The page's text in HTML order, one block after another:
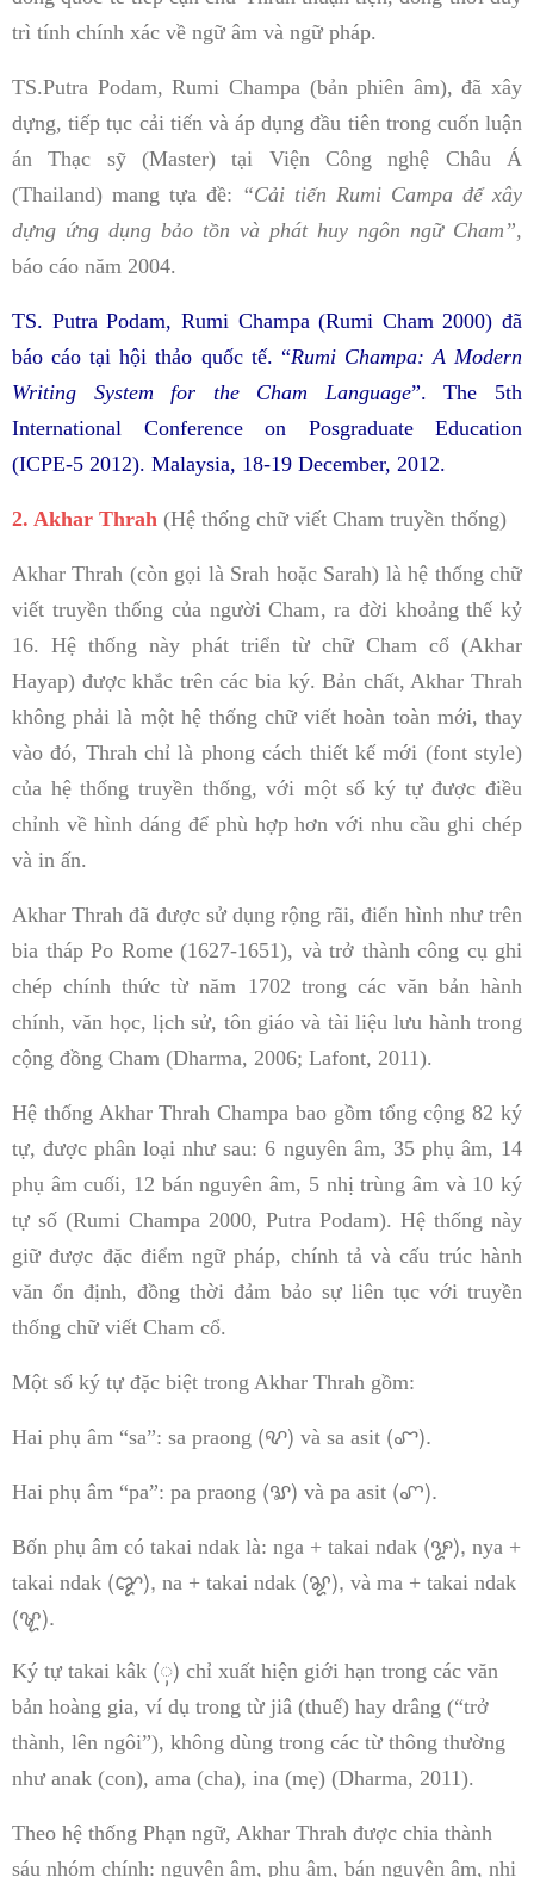
trì tính chính xác về ngữ âm và ngữ pháp.
TS.Putra Podam, Rumi Champa (bản phiên âm), đã xây
dựng, tiếp tục cải tiến và áp dụng đầu tiên trong cuốn luận
án Thạc sỹ (Master) tại Viện Công nghệ Châu Á
(Thailand) mang tựa đề: “Cải tiến Rumi Campa để xây
dựng ứng dụng bảo tồn và phát huy ngôn ngữ Cham”,
báo cáo năm 2004.
TS. Putra Podam, Rumi Champa (Rumi Cham 2000) đã
báo cáo tại hội thảo quốc tế. “Rumi Champa: A Modern
Writing System for the Cham Language”. The 5th
International Conference on Posgraduate Education
(ICPE-5 2012). Malaysia, 18-19 December, 2012.
2. Akhar Thrah (Hệ thống chữ viết Cham truyền thống)
Akhar Thrah (còn gọi là Srah hoặc Sarah) là hệ thống chữ
viết truyền thống của người Cham, ra đời khoảng thế kỷ
16. Hệ thống này phát triển từ chữ Cham cổ (Akhar
Hayap) được khắc trên các bia ký. Bản chất, Akhar Thrah
không phải là một hệ thống chữ viết hoàn toàn mới, thay
vào đó, Thrah chỉ là phong cách thiết kế mới (font style)
của hệ thống truyền thống, với một số ký tự được điều
chỉnh về hình dáng để phù hợp hơn với nhu cầu ghi chép
và in ấn.
Akhar Thrah đã được sử dụng rộng rãi, điển hình như trên
bia tháp Po Rome (1627-1651), và trở thành công cụ ghi
chép chính thức từ năm 1702 trong các văn bản hành
chính, văn học, lịch sử, tôn giáo và tài liệu lưu hành trong
cộng đồng Cham (Dharma, 2006; Lafont, 2011).
Hệ thống Akhar Thrah Champa bao gồm tổng cộng 82 ký
tự, được phân loại như sau: 6 nguyên âm, 35 phụ âm, 14
phụ âm cuối, 12 bán nguyên âm, 5 nhị trùng âm và 10 ký
tự số (Rumi Champa 2000, Putra Podam). Hệ thống này
giữ được đặc điểm ngữ pháp, chính tả và cấu trúc hành
văn ổn định, đồng thời đảm bảo sự liên tục với truyền
thống chữ viết Cham cổ.
Một số ký tự đặc biệt trong Akhar Thrah gồm:
Hai phụ âm “sa”: sa praong (ꨦ) và sa asit (ꨧ).
Hai phụ âm “pa”: pa praong (ꨛ) và pa asit (ꨚ).
Bốn phụ âm có takai ndak là: nga + takai ndak (ꨋ), nya +
takai ndak (ꨑ), na + takai ndak (ꨘ), và ma + takai ndak
(ꨠ).
Ký tự takai kâk (ꨲ) chỉ xuất hiện giới hạn trong các văn
bản hoàng gia, ví dụ trong từ jiâ (thuế) hay drâng (“trở
thành, lên ngôi”), không dùng trong các từ thông thường
như anak (con), ama (cha), ina (mẹ) (Dharma, 2011).
Theo hệ thống Phạn ngữ, Akhar Thrah được chia thành
sáu nhóm chính: nguyên âm, phụ âm, bán nguyên âm, nhị